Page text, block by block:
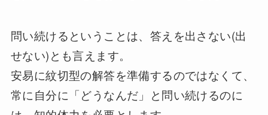
問い続けるということは、答えを出さない(出
せない)とも言えます。
安易に紋切型の解答を準備するのではなくて、
常に自分に「どうなんだ」と問い続けるのに